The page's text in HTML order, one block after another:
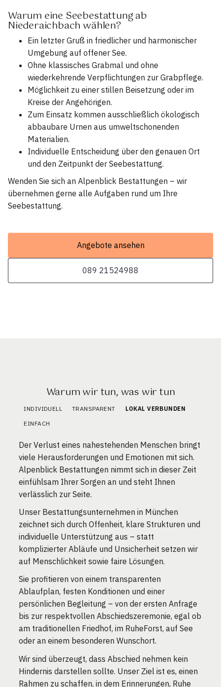
Warum eine Seebestattung ab
Niederaichbach wählen?
Ein letzter Gruß in friedlicher und harmonischer
Umgebung auf offener See.
Ohne klassisches Grabmal und ohne
wiederkehrende Verpflichtungen zur Grabpflege.
Möglichkeit zu einer stillen Beisetzung oder im
Kreise der Angehörigen.
Zum Einsatz kommen ausschließlich ökologisch
abbaubare Urnen aus umweltschonenden
Materialien.
Individuelle Entscheidung über den genauen Ort
und den Zeitpunkt der Seebestattung.
Wenden Sie sich an Alpenblick Bestattungen – wir
übernehmen gerne alle Aufgaben rund um Ihre
Seebestattung.
Angebote ansehen
089 21524988
Warum wir tun, was wir tun
INDIVIDUELL TRANSPARENT LOKAL VERBUNDEN
EINFACH
Der Verlust eines nahestehenden Menschen bringt
viele Herausforderungen und Emotionen mit sich.
Alpenblick Bestattungen nimmt sich in dieser Zeit
einfühlsam Ihrer Sorgen an und steht Ihnen
verlässlich zur Seite.
Unser Bestattungsunternehmen in München
zeichnet sich durch Offenheit, klare Strukturen und
individuelle Unterstützung aus – statt
komplizierter Abläufe und Unsicherheit setzen wir
auf Menschlichkeit sowie faire Lösungen.
Sie profitieren von einem transparenten
Ablaufplan, festen Konditionen und einer
persönlichen Begleitung – von der ersten Anfrage
bis zur respektvollen Abschiedszeremonie, egal ob
am traditionellen Friedhof, im RuheForst, auf See
oder an einem besonderen Wunschort.
Wir sind überzeugt, dass Abschied nehmen kein
Hindernis darstellen sollte. Unser Ziel ist es, einen
Rahmen zu schaffen, in dem Erinnerungen, Ruhe